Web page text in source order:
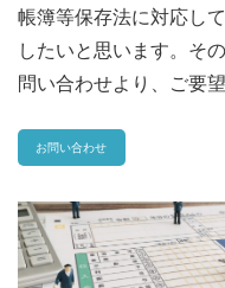
帳簿等保存法に対応し
したいと思います。そ
問い合わせより、ご要
お問い合わせ